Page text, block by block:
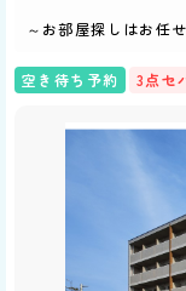
～お部屋探しはお任
空き待ち予約 3点セ